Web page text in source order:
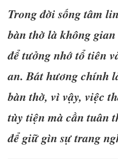
Trong đời sống tâm
bàn thờ là không
để tưởng nhớ tổ tiên
an. Bát hương chính
bàn thờ, vì vậy, việc
tùy tiện mà cần tuân
để giữ gìn sự trang